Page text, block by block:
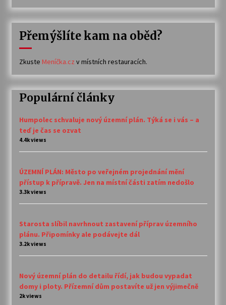
Přemýšlíte kam na oběd?
Zkuste Meníčka.cz v místních restauracích.
Populární články
Humpolec schvaluje nový územní plán. Týká se i vás – a
teď je čas se ozvat
4.4k views
ÚZEMNÍ PLÁN: Město po veřejném projednání mění
přístup k přípravě. Jen na místní části zatím nedošlo
3.3k views
Starosta slíbil navrhnout zastavení příprav územního
plánu. Připomínky ale podávejte dál
3.2k views
Nový územní plán do detailu řídí, jak budou vypadat
domy i ploty. Přízemní dům postavíte už jen výjimečně
2k views